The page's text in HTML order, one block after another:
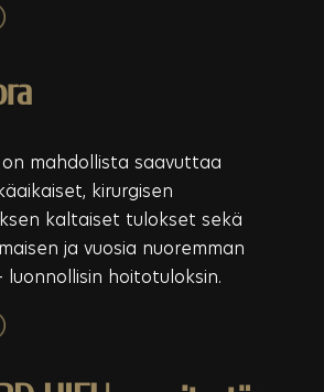
mahdollista saavuttaa
kirurgisen
kaltaiset tulokset sekä
ja vuosia nuoremman
luonnollisin hoitotuloksin.